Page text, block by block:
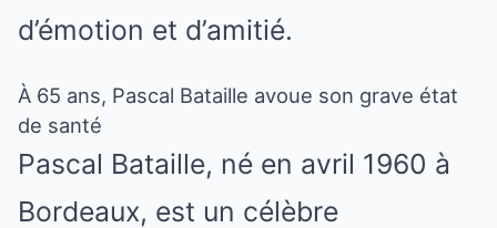
d’émotion et d’amitié.
À 65 ans, Pascal Bataille avoue son grave état
de santé
Pascal Bataille, né en avril 1960 à
Bordeaux, est un célèbre